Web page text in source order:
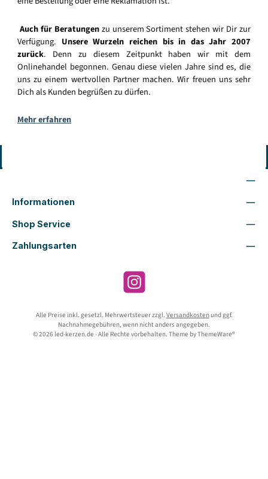
Auch für Beratungenzu unserem Sortiment stehen wir Dir zur
Verfügung. Unsere Wurzeln reichen bis in das Jahr 2007
zurück. Denn zu diesem Zeitpunkt haben wir mit dem
Onlinehandel begonnen. Genau diese vielen Jahre sind es, die
uns zu einem wertvollen Partner machen. Wir freuen uns sehr
Dich als Kunden begrüßen zu dürfen.
Mehr erfahren
Informationen
Shop Service
Zahlungsarten
Instagram
Alle Preise inkl. gesetzl. Mehrwertsteuer zzgl. Versandkostenund ggf.
Nachnahmegebühren, wenn nicht anders angegeben.
© 2026 led-kerzen.de - Alle Rechte vorbehalten. Theme byThemeWare®